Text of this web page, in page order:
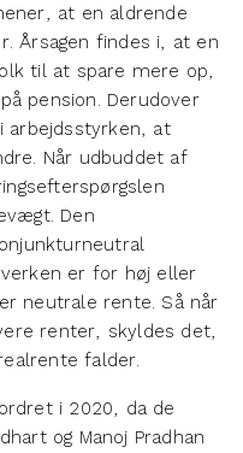
at en aldrende
Årsagen findes i, at en
til at spare mere op,
pension. Derudover
at
Når udbuddet af
Den
er for høj eller
neutrale rente. Så når
renter, skyldes det,
falder.
i 2020, da de
og Manoj Pradhan